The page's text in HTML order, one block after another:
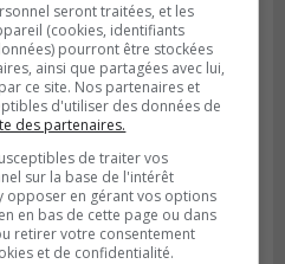
pour protéger son
seront traitées, et les
(cookies, identifiants
pourront être stockées
ainsi que partagées avec lui,
ce site. Nos partenaires et
d'utiliser des données de
des partenaires.
de traiter vos
sur la base de l'intérêt
opposer en gérant vos options
en bas de cette page ou dans
retirer votre consentement
et de confidentialité.